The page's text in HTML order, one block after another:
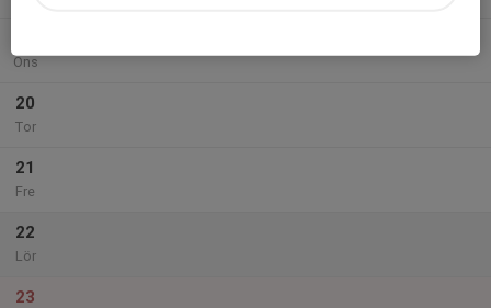
Ons
20
Tor
21
Fre
22
Lör
23